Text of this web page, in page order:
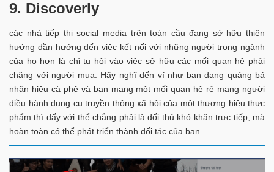
9. Discoverly
các nhà tiếp thị social media trên toàn cầu đang sở hữu thiên
hướng dần hướng đến việc kết nối với những người trong ngành
của họ hơn là chỉ tụ hội vào việc sở hữu các mối quan hệ phải
chăng với người mua. Hãy nghĩ đến ví như bạn đang quảng bá
nhãn hiệu cà phê và bạn mang một mối quan hệ rẻ mang người
điều hành dụng cụ truyền thông xã hội của một thương hiệu thực
phẩm thì đấy với thể chẳng phải là đối thủ khó khăn trực tiếp, mà
hoàn toàn có thể phát triển thành đối tác của bạn.